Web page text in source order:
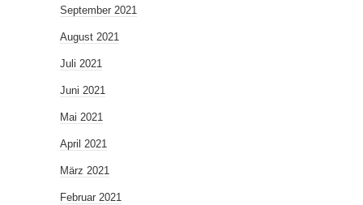
September 2021
August 2021
Juli 2021
Juni 2021
Mai 2021
April 2021
März 2021
Februar 2021